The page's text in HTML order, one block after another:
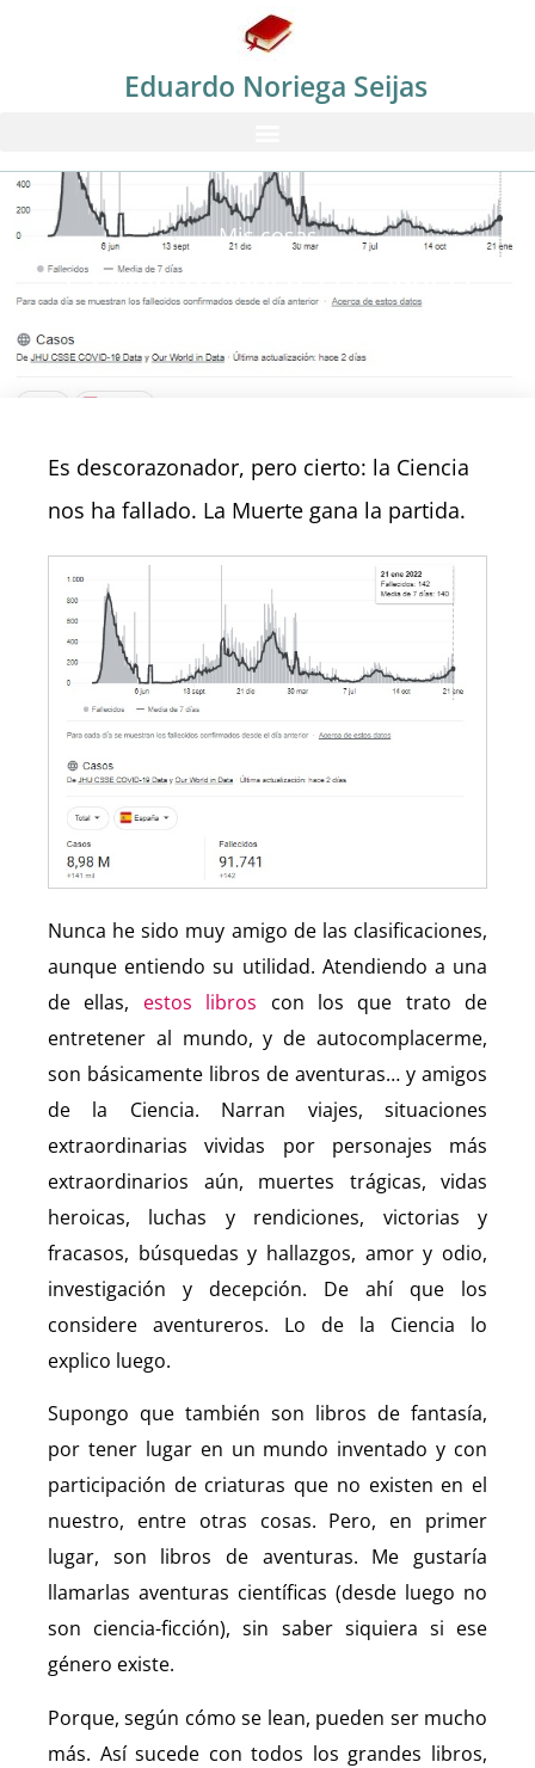
Eduardo Noriega Seijas
Mis cosas
La Muerte vence a la Ciencia
Es descorazonador, pero cierto: la Ciencia
nos ha fallado. La Muerte gana la partida.
Nunca he sido muy amigo de las clasificaciones,
aunque entiendo su utilidad. Atendiendo a una
de ellas, estos libros con los que trato de
entretener al mundo, y de autocomplacerme,
son básicamente libros de aventuras… y amigos
de la Ciencia. Narran viajes, situaciones
extraordinarias vividas por personajes más
extraordinarios aún, muertes trágicas, vidas
heroicas, luchas y rendiciones, victorias y
fracasos, búsquedas y hallazgos, amor y odio,
investigación y decepción. De ahí que los
considere aventureros. Lo de la Ciencia lo
explico luego.
Supongo que también son libros de fantasía,
por tener lugar en un mundo inventado y con
participación de criaturas que no existen en el
nuestro, entre otras cosas. Pero, en primer
lugar, son libros de aventuras. Me gustaría
llamarlas aventuras científicas (desde luego no
son ciencia-ficción), sin saber siquiera si ese
género existe.
Porque, según cómo se lean, pueden ser mucho
más. Así sucede con todos los grandes libros,